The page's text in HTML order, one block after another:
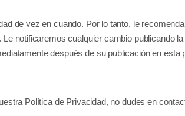
de vez en cuando. Por lo tanto, le
notificaremos cualquier cambio publicando
después de su publicación en esta
Política de Privacidad, no dudes en